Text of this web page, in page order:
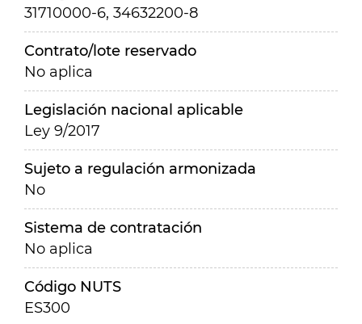
31710000-6, 34632200-8
Contrato/lote reservado
No aplica
Legislación nacional aplicable
Ley 9/2017
Sujeto a regulación armonizada
No
Sistema de contratación
No aplica
Código NUTS
ES300